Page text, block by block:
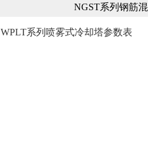
NGST系列钢筋
WPLT系列喷雾式冷却塔参数表